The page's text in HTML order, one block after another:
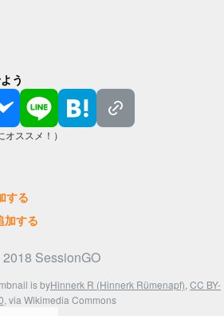
う
オススメ！）
する
加する
SessionGO
is byHinnerk R (Hinnerk Rümenapf), CC BY-
, via Wikimedia Commons